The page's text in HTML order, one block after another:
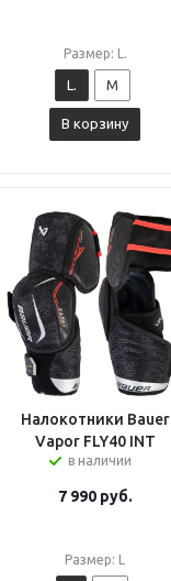
Размер: L.
L. M
В корзину
Налокотники Bauer
Vapor FLY40 INT
в наличии
7 990руб.
Размер: L